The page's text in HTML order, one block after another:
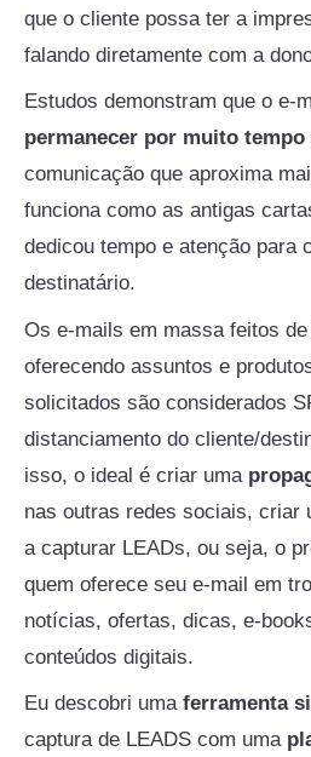
que o cliente possa ter a
falando diretamente com a
Estudos demonstram que o e-
permanecer por muito tempo
comunicação que aproxima
funciona como as antigas
dedicou tempo e atenção para
destinatário.
Os e-mails em massa feitos
oferecendo assuntos e
solicitados são considerados
distanciamento do cliente/
isso, o ideal é criar uma
nas outras redes sociais, criar
a capturar LEADs, ou seja, o
quem oferece seu e-mail em
notícias, ofertas, dicas, e-
conteúdos digitais.
Eu descobri uma ferramenta
captura de LEADS com uma